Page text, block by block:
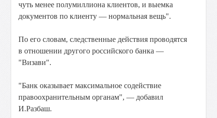
чуть менее полумиллиона клиентов, и выемка
документов по клиенту — нормальная вещь".
По его словам, следственные действия проводятся
в отношении другого российского банка —
"Визави".
"Банк оказывает максимальное содействие
правоохранительным органам", — добавил
И.Разбаш.